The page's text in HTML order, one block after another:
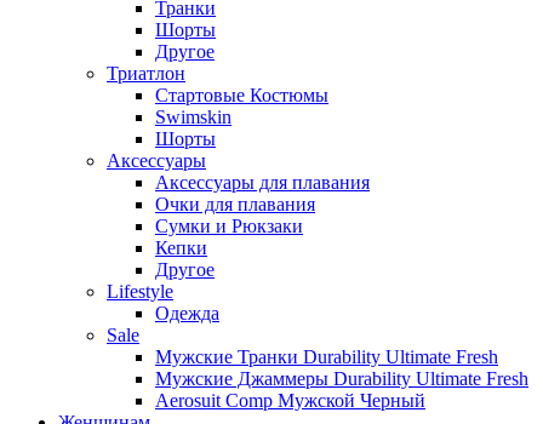
Транки
Шорты
Другое
Триатлон
Стартовые Костюмы
Swimskin
Шорты
Аксессуары
Аксессуары для плавания
Очки для плавания
Сумки и Рюкзаки
Кепки
Другое
Lifestyle
Одежда
Sale
Мужские Транки Durability Ultimate Fresh
Мужские Джаммеры Durability Ultimate Fresh
Aerosuit Comp Мужской Черный